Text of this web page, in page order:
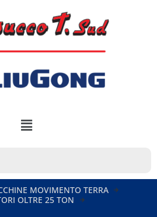
MOVIMENTO TERRA
OLTRE 25 TON